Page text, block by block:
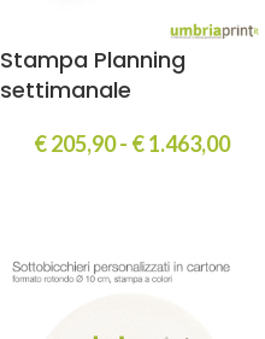
Stampa Planning
settimanale
€205,90- €1.463,00